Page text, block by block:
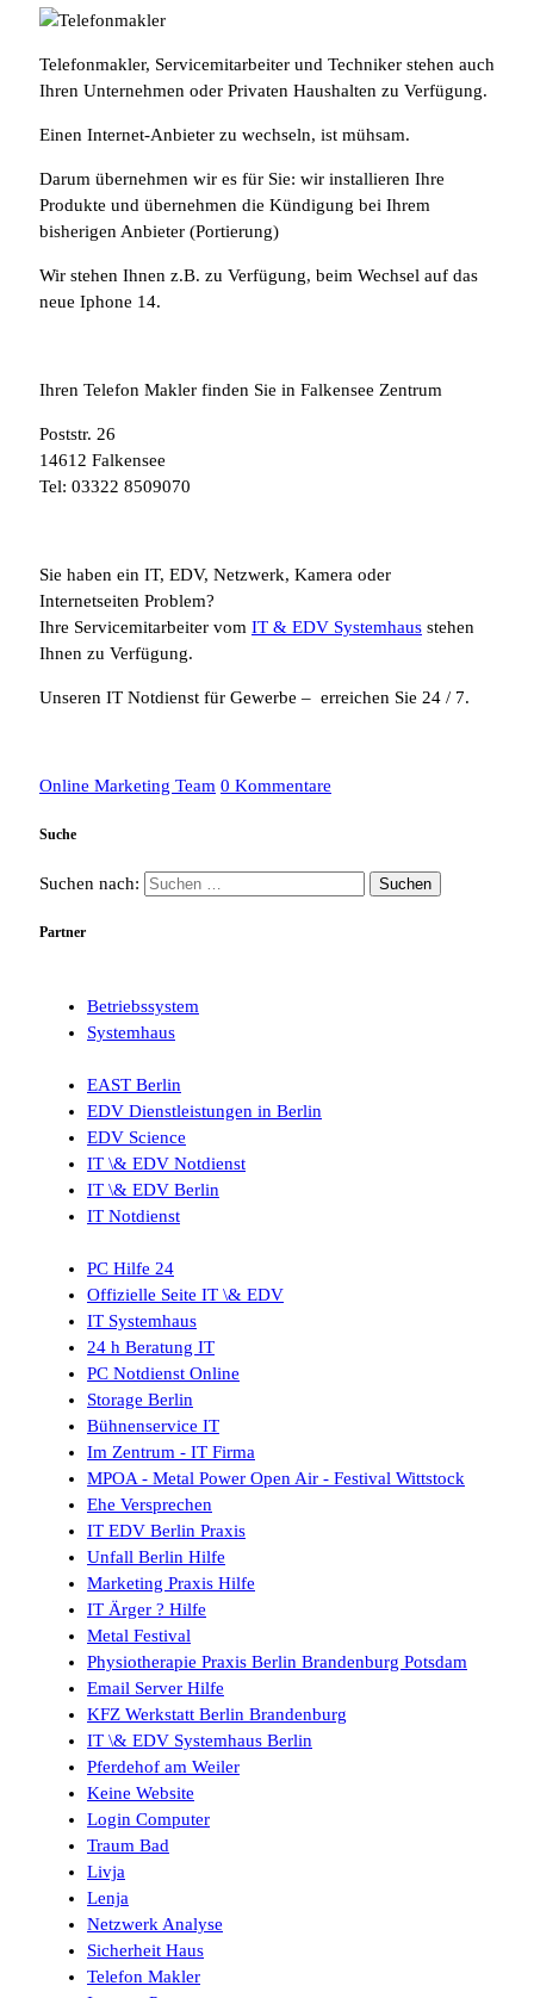
Telefonmakler, Servicemitarbeiter und Techniker stehen auch
Ihren Unternehmen oder Privaten Haushalten zu Verfügung.
Einen Internet-Anbieter zu wechseln, ist mühsam.
Darum übernehmen wir es für Sie: wir installieren Ihre
Produkte und übernehmen die Kündigung bei Ihrem
bisherigen Anbieter (Portierung)
Wir stehen Ihnen z.B. zu Verfügung, beim Wechsel auf das
neue Iphone 14.
Ihren Telefon Makler finden Sie in Falkensee Zentrum
Poststr. 26
14612 Falkensee
Tel: 03322 8509070
Sie haben ein IT, EDV, Netzwerk, Kamera oder
Internetseiten Problem?
Ihre Servicemitarbeiter vom IT & EDV Systemhaus stehen
Ihnen zu Verfügung.
Unseren IT Notdienst für Gewerbe – erreichen Sie 24 / 7.
Online Marketing Team 0 Kommentare
Suche
Suchen nach:
Partner
Betriebssystem
Systemhaus
EAST Berlin
EDV Dienstleistungen in Berlin
EDV Science
IT \& EDV Notdienst
IT \& EDV Berlin
IT Notdienst
PC Hilfe 24
Offizielle Seite IT \& EDV
IT Systemhaus
24 h Beratung IT
PC Notdienst Online
Storage Berlin
Bühnenservice IT
Im Zentrum - IT Firma
MPOA - Metal Power Open Air - Festival Wittstock
Ehe Versprechen
IT EDV Berlin Praxis
Unfall Berlin Hilfe
Marketing Praxis Hilfe
IT Ärger ? Hilfe
Metal Festival
Physiotherapie Praxis Berlin Brandenburg Potsdam
Email Server Hilfe
KFZ Werkstatt Berlin Brandenburg
IT \& EDV Systemhaus Berlin
Pferdehof am Weiler
Keine Website
Login Computer
Traum Bad
Livja
Lenja
Netzwerk Analyse
Sicherheit Haus
Telefon Makler